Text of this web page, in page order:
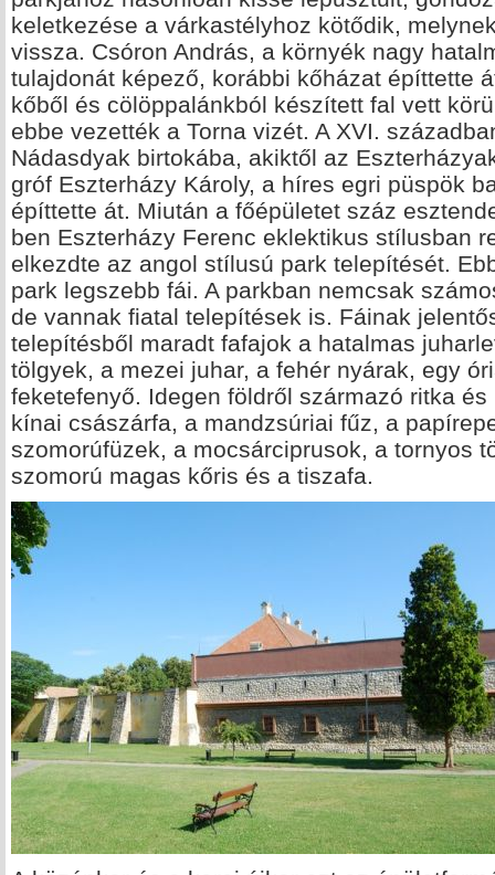
keletkezése a várkastélyhoz kötődik,
vissza. Csóron András, a környék nagy
tulajdonát képező, korábbi kőházat építtette
kőből és cölöppalánkból készített fal vett
ebbe vezették a Torna vizét. A XVI.
Nádasdyak birtokába, akiktől az
gróf Eszterházy Károly, a híres egri püspök
építtette át. Miután a főépületet száz
ben Eszterházy Ferenc eklektikus stílusban
elkezdte az angol stílusú park telepítését.
park legszebb fái. A parkban nemcsak
de vannak fiatal telepítések is. Fáinak
telepítésből maradt fafajok a hatalmas
tölgyek, a mezei juhar, a fehér nyárak, egy
feketefenyő. Idegen földről származó ritka
kínai császárfa, a mandzsúriai fűz, a
szomorúfüzek, a mocsárciprusok, a tornyos
szomorú magas kőris és a tiszafa.